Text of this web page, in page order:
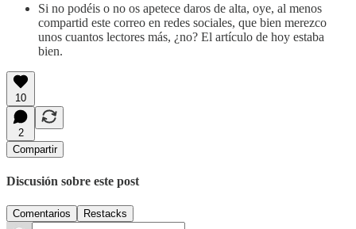
Si no podéis o no os apetece daros de alta, oye, al menos
compartid este correo en redes sociales, que bien merezco
unos cuantos lectores más, ¿no? El artículo de hoy estaba
bien.
10
2
Compartir
Discusión sobre este post
Comentarios Restacks